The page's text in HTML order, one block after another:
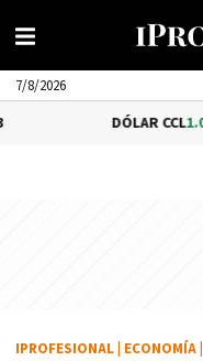
7/8/2026
1.01%$1,575.38
IPROFESIONAL ECONOMÍA